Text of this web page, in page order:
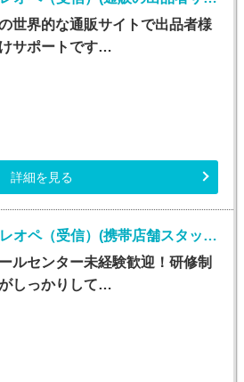
世界的な通販サイトで出品者様
サポートです…
詳細を見る
コールセンター・テレオペ（受信）(携帯店舗スタッフからの電話遠隔サポート)
ルセンター未経験歓迎！研修制
しっかりして…